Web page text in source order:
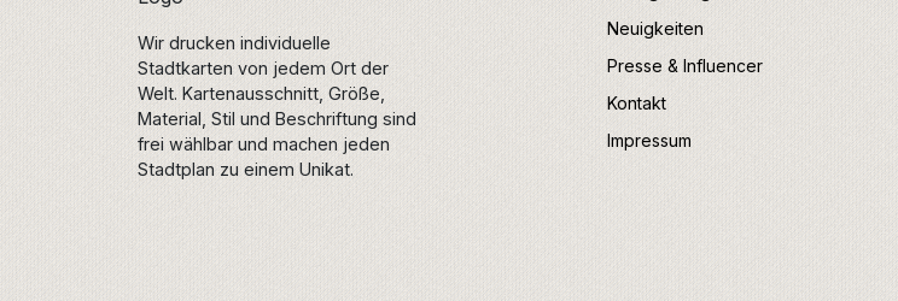
Wir drucken individuelle
Stadtkarten von jedem Ort der
Welt. Kartenausschnitt, Größe,
Material, Stil und Beschriftung sind
frei wählbar und machen jeden
Stadtplan zu einem Unikat.
Neuigkeiten
Presse & Influencer
Kontakt
Impressum